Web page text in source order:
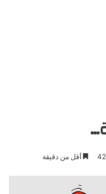
أقل من دقيقة